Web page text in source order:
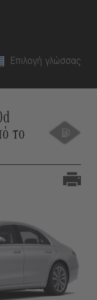
Επιλογή γλώσσας
το